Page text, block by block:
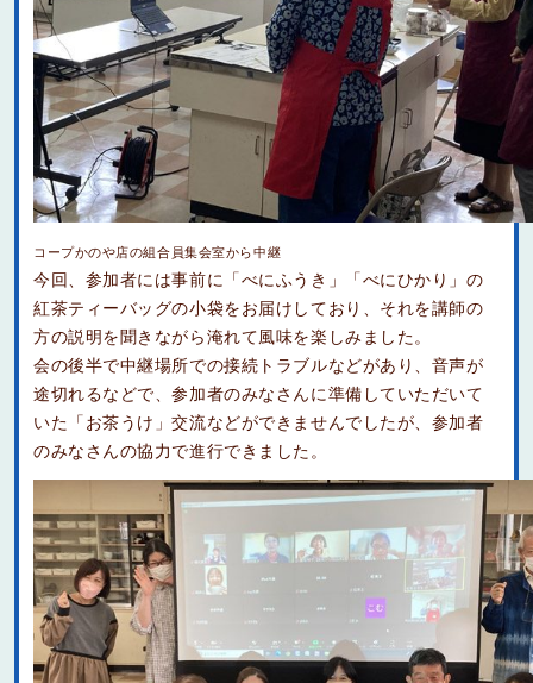
コープかのや店の組合員集会室から中継
今回、参加者には事前に「べにふうき」「べにひかり」の
紅茶ティーバッグの小袋をお届けしており、それを講師の
方の説明を聞きながら淹れて風味を楽しみました。
会の後半で中継場所での接続トラブルなどがあり、音声が
途切れるなどで、参加者のみなさんに準備していただいて
いた「お茶うけ」交流などができませんでしたが、参加者
のみなさんの協力で進行できました。